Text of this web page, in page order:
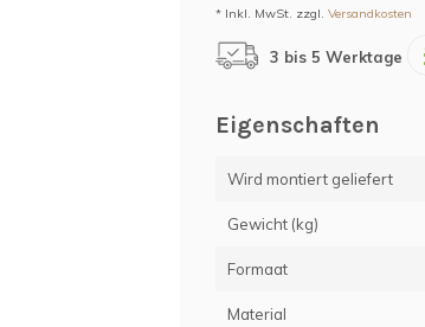
* Inkl. MwSt. zzgl. Versandkosten
3 bis 5 Werktage
Eigenschaften
Wird montiert geliefert
Gewicht (kg)
Formaat
Material